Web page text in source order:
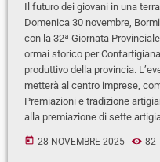
Il futuro dei giovani in una
Domenica 30 novembre,
con la 32ª Giornata
ormai storico per
produttivo della provincia.
metterà al centro imprese,
Premiazioni e tradizione
alla premiazione di sette
today 28 NOVEMBRE 2025 82